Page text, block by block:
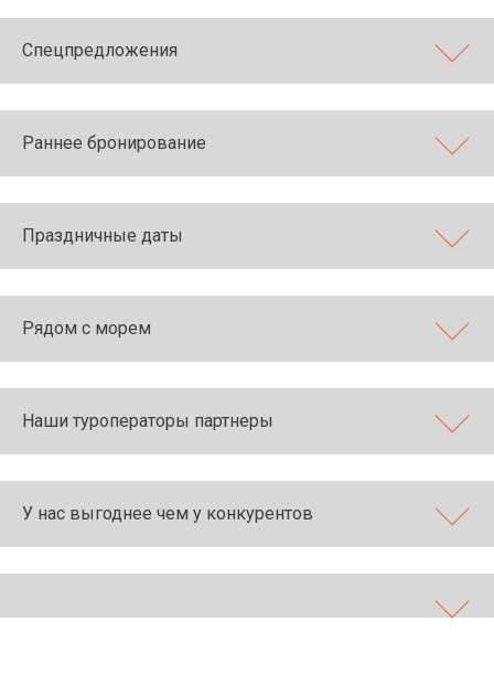
Спецпредложения
Раннее бронирование
Праздничные даты
Рядом с морем
Наши туроператоры партнеры
У нас выгоднее чем у конкурентов